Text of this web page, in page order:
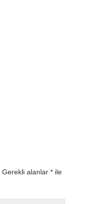
Gerekli alanlar *ile